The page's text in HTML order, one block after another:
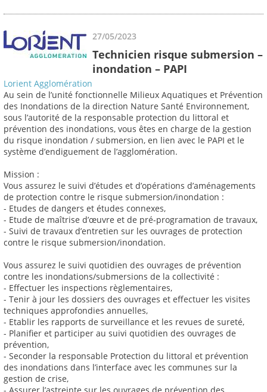
27/05/2023
Technicien risque submersion –
inondation – PAPI
Lorient Agglomération
Au sein de l’unité fonctionnelle Milieux Aquatiques et Prévention
des Inondations de la direction Nature Santé Environnement,
sous l’autorité de la responsable protection du littoral et
prévention des inondations, vous êtes en charge de la gestion
du risque inondation / submersion, en lien avec le PAPI et le
système d’endiguement de l’agglomération.
Mission :
Vous assurez le suivi d’études et d’opérations d’aménagements
de protection contre le risque submersion/inondation :
- Etudes de dangers et études connexes,
- Etude de maîtrise d’œuvre et de pré-programation de travaux,
- Suivi de travaux d’entretien sur les ouvrages de protection
contre le risque submersion/inondation.
Vous assurez le suivi quotidien des ouvrages de prévention
contre les inondations/submersions de la collectivité :
- Effectuer les inspections règlementaires,
- Tenir à jour les dossiers des ouvrages et effectuer les visites
techniques approfondies annuelles,
- Etablir les rapports de surveillance et les revues de sureté,
- Planifier et participer au suivi quotidien des ouvrages de
prévention,
- Seconder la responsable Protection du littoral et prévention
des inondations dans l’interface avec les communes sur la
gestion de crise,